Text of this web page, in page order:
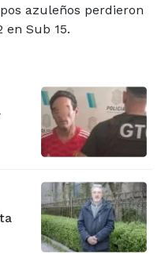
azuleños perdieron
en Sub 15.